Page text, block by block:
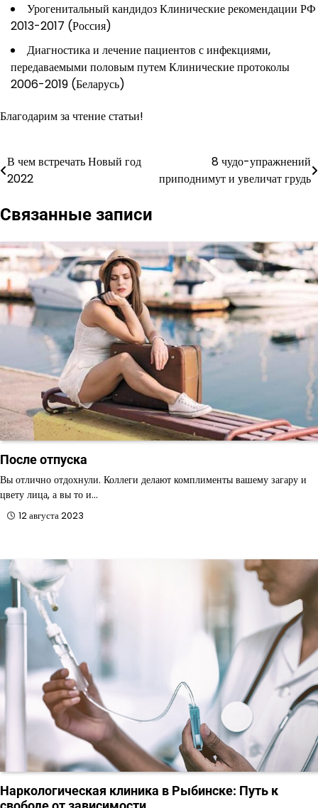
Урогенитальный кандидоз Клинические рекомендации РФ
2013-2017 (Россия)
Диагностика и лечение пациентов с инфекциями,
передаваемыми половым путем Клинические протоколы
2006-2019 (Беларусь)
Благодарим за чтение статьи!
Навигация
записям
В чем встречать Новый год
2022
8 чудо-упражнений
приподнимут и увеличат грудь
Связанные записи
После отпуска
Вы отлично отдохнули. Коллеги делают комплименты вашему загару и
цвету лица, а вы то и…
12 августа 2023
Наркологическая клиника в Рыбинске: Путь к